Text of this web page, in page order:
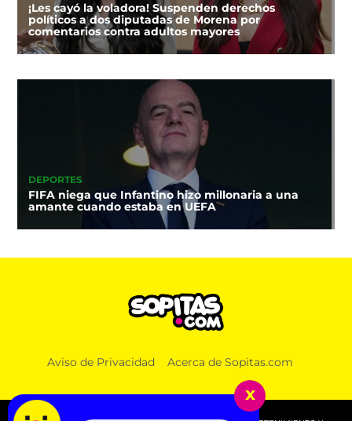
¡Les cayó la voladora! Suspenden derechos
políticos a dos diputadas de Morena por
comentarios contra adultos mayores
DEPORTES
FIFA niega que Infantino hizo millonaria a una
amante cuando estaba en UEFA
Aviso de Privacidad Acerca de Sopitas.com
x